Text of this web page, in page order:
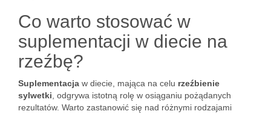
Co warto stosować w
suplementacji w diecie na
rzeźbę?
Suplementacja w diecie, mająca na celu rzeźbienie
sylwetki , odgrywa istotną rolę w osiąganiu pożądanych
rezultatów. Warto zastanowić się nad różnymi rodzajami